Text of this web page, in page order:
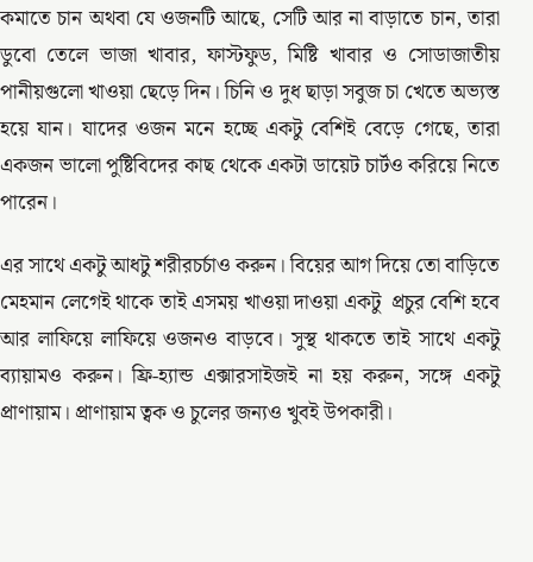
কমাতে চান অথবা যে ওজনটি আছে, সেটি আর না বাড়াতে চান, তারা
ডুবো তেলে ভাজা খাবার, ফাস্টফুড, মিষ্টি খাবার ও সোডাজাতীয়
পানীয়গুলো খাওয়া ছেড়ে দিন। চিনি ও দুধ ছাড়া সবুজ চা খেতে অভ্যস্ত
হয়ে যান। যাদের ওজন মনে হচ্ছে একটু বেশিই বেড়ে গেছে, তারা
একজন ভালো পুষ্টিবিদের কাছ থেকে একটা ডায়েট চার্টও করিয়ে নিতে
পারেন।
এর সাথে একটু আধটু শরীরচর্চাও করুন। বিয়ের আগ দিয়ে তো বাড়িতে
মেহমান লেগেই থাকে তাই এসময় খাওয়া দাওয়া একটু প্রচুর বেশি হবে
আর লাফিয়ে লাফিয়ে ওজনও বাড়বে। সুস্থ থাকতে তাই সাথে একটু
ব্যায়ামও করুন। ফ্রি-হ্যান্ড এক্সারসাইজই না হয় করুন, সঙ্গে একটু
প্রাণায়াম। প্রাণায়াম ত্বক ও চুলের জন্যও খুবই উপকারী।